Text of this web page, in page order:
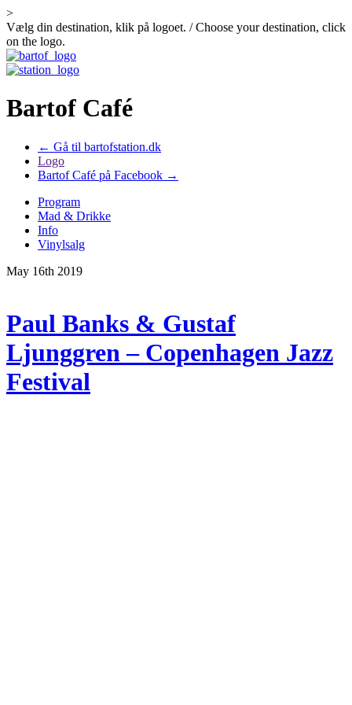
>
Vælg din destination, klik på logoet. / Choose your destination, click
on the logo.
Bartof Café
← Gå til bartofstation.dk
Logo
Bartof Café på Facebook →
Program
Mad & Drikke
Info
Vinylsalg
May 16th 2019
Paul Banks & Gustaf
Ljunggren – Copenhagen Jazz
Festival